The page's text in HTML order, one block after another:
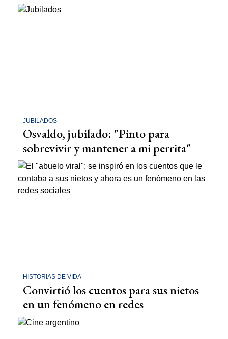
JUBILADOS
Osvaldo, jubilado: "Pinto para
sobrevivir y mantener a mi perrita"
HISTORIAS DE VIDA
Convirtió los cuentos para sus nietos
en un fenómeno en redes